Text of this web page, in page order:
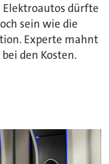
Elektroautos dürfte
sein wie die
Experte mahnt
den Kosten.